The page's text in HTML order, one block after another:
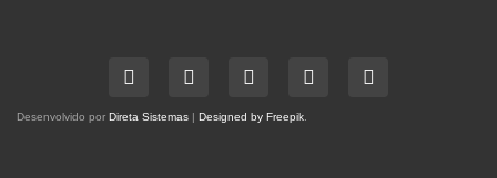
Desenvolvido por Direta Sistemas | Designed by Freepik